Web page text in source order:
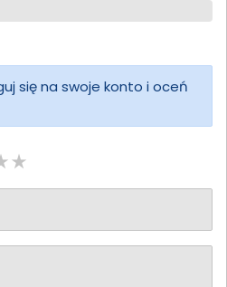
się na swoje konto i oceń